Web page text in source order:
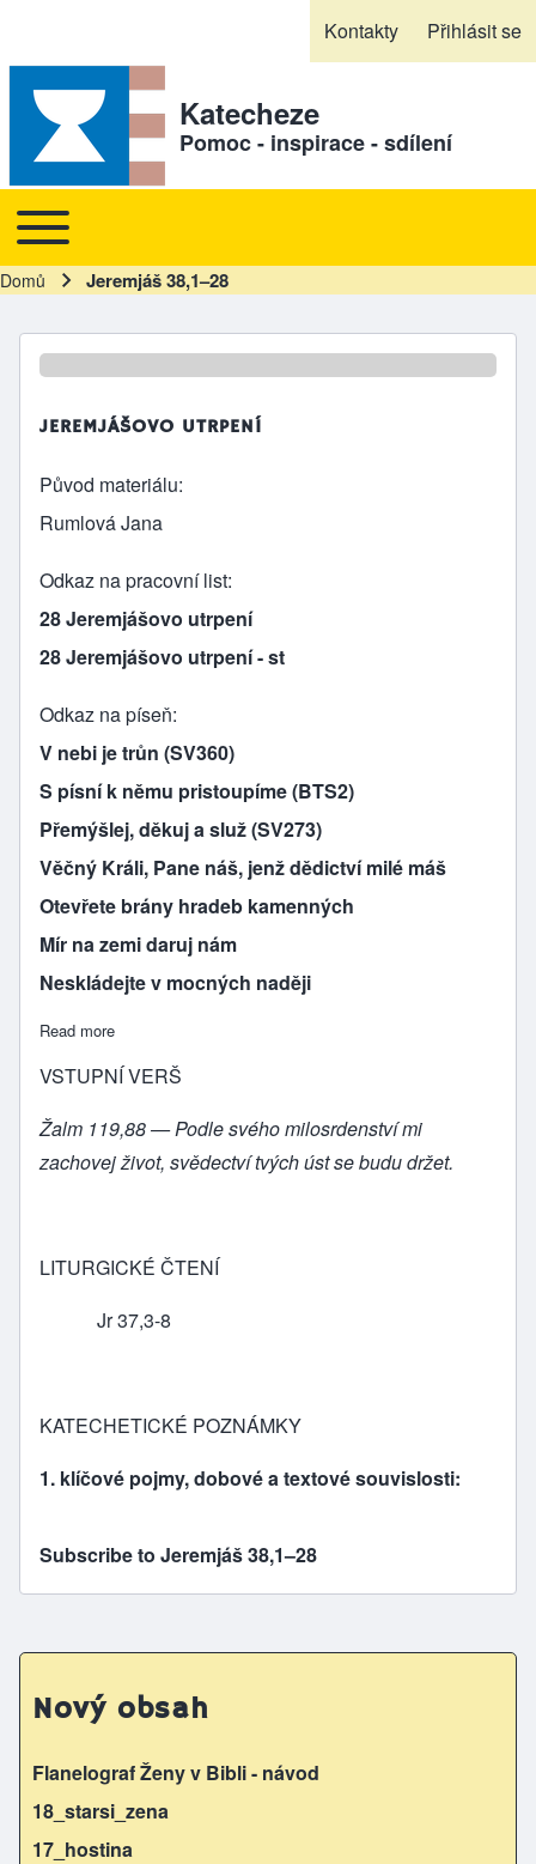
Kontakty Přihlásit se
Katecheze
Pomoc - inspirace - sdílení
Hlavní navigace
Toggle main menu
Drobečková navigace
Domů Jeremjáš 38,1–28
JEREMJÁŠOVO UTRPENÍ
Původ materiálu
Rumlová Jana
Odkaz na pracovní list
28 Jeremjášovo utrpení
28 Jeremjášovo utrpení - st
Odkaz na píseň
V nebi je trůn (SV360)
S písní k němu pristoupíme (BTS2)
Přemýšlej, děkuj a služ (SV273)
Věčný Králi, Pane náš, jenž dědictví milé máš
Otevřete brány hradeb kamenných
Mír na zemi daruj nám
Neskládejte v mocných naději
Read more
VSTUPNÍ VERŠ
Žalm 119,88 — Podle svého milosrdenství mi
zachovej život, svědectví tvých úst se budu držet.
LITURGICKÉ ČTENÍ
Jr 37,3-8
KATECHETICKÉ POZNÁMKY
1. klíčové pojmy, dobové a textové souvislosti:
Subscribe to Jeremjáš 38,1–28
Nový obsah
Flanelograf Ženy v Bibli - návod
18_starsi_zena
17_hostina